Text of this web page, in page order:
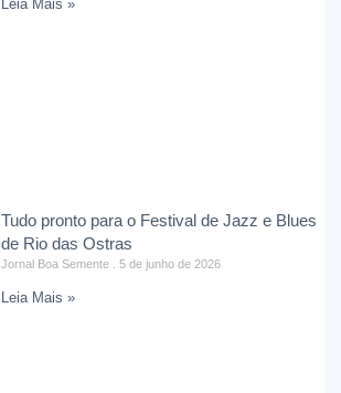
Leia Mais »
Tudo pronto para o Festival de Jazz e Blues
de Rio das Ostras
Jornal Boa Semente 5 de junho de 2026
Leia Mais »